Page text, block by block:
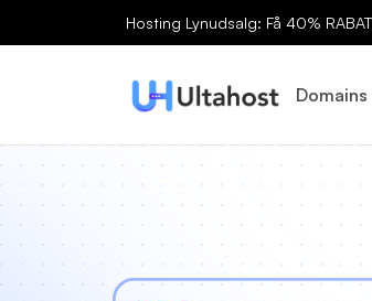
Hosting Lynudsalg: Få 40%
Domains